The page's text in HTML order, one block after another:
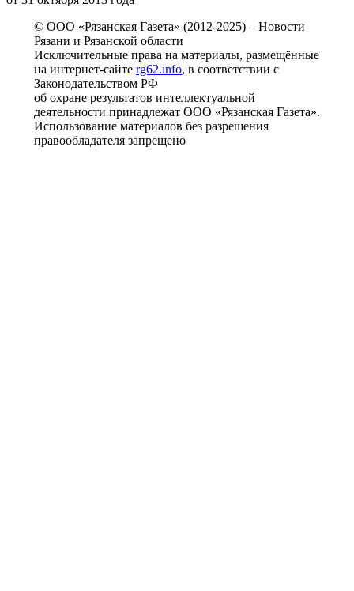
© ООО «Рязанская Газета» (2012-2025) – Новости
Рязани и Рязанской области
Исключительные права на материалы, размещённые
на интернет-сайте rg62.info, в соответствии с
Законодательством РФ
об охране результатов интеллектуальной
деятельности принадлежат ООО «Рязанская Газета».
Использование материалов без разрешения
правообладателя запрещено